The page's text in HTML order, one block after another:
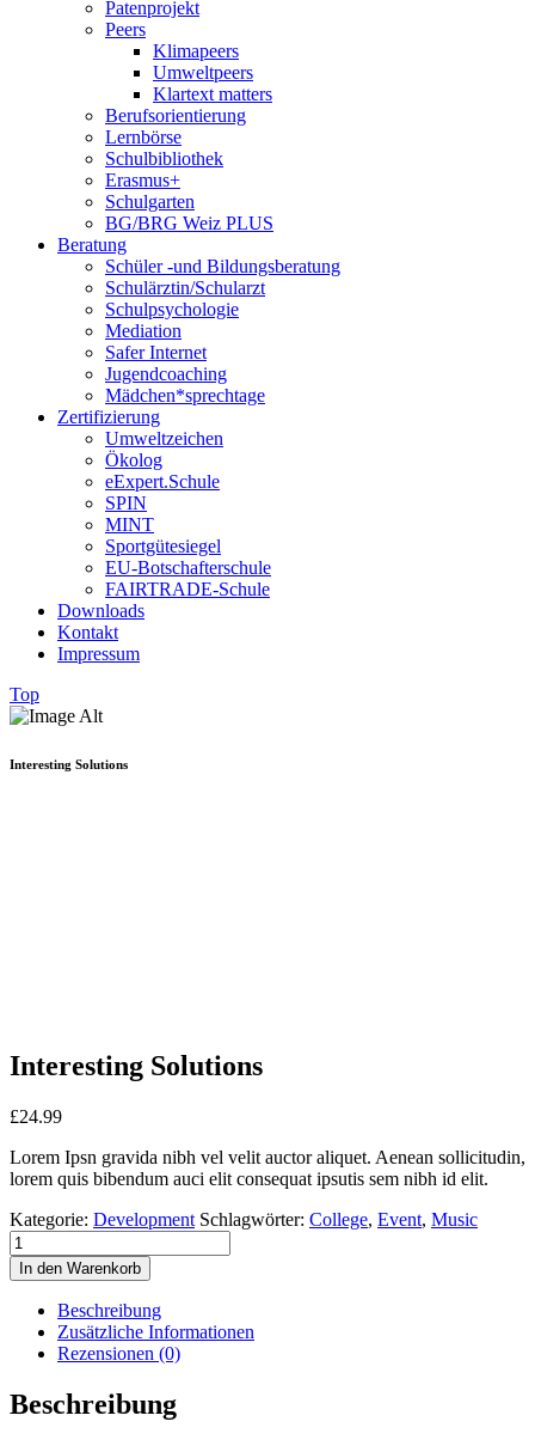
Patenprojekt
Peers
Klimapeers
Umweltpeers
Klartext matters
Berufsorientierung
Lernbörse
Schulbibliothek
Erasmus+
Schulgarten
BG/BRG Weiz PLUS
Beratung
Schüler -und Bildungsberatung
Schulärztin/Schularzt
Schulpsychologie
Mediation
Safer Internet
Jugendcoaching
Mädchen*sprechtage
Zertifizierung
Umweltzeichen
Ökolog
eExpert.Schule
SPIN
MINT
Sportgütesiegel
EU-Botschafterschule
FAIRTRADE-Schule
Downloads
Kontakt
Impressum
Top
Interesting Solutions
Interesting Solutions
£24.99
Lorem Ipsn gravida nibh vel velit auctor aliquet. Aenean sollicitudin,
lorem quis bibendum auci elit consequat ipsutis sem nibh id elit.
Kategorie: Development Schlagwörter: College, Event, Music
In den Warenkorb
Beschreibung
Zusätzliche Informationen
Rezensionen (0)
Beschreibung